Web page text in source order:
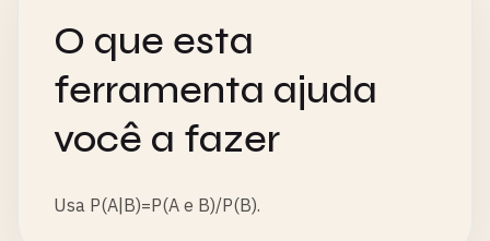
O que esta
ferramenta ajuda
você a fazer
Usa P(A|B)=P(A e B)/P(B).